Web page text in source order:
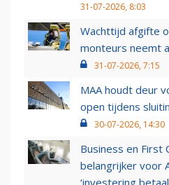
31-07-2026, 8:03
Wachttijd afgifte
monteurs neemt
31-07-2026, 7:15
MAA houdt deur
open tijdens
30-07-2026, 14:30
Business en First
belangrijker voor